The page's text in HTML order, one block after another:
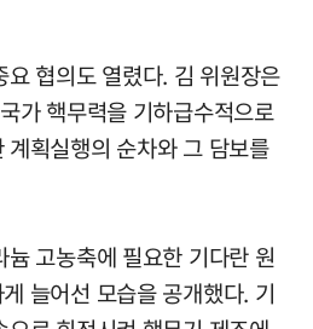
협의도 열렸다. 김 위원장은
가 핵무력을 기하급수적으로
획실행의 순차와 그 담보를
고농축에 필요한 기다란 원
늘어선 모습을 공개했다. 기